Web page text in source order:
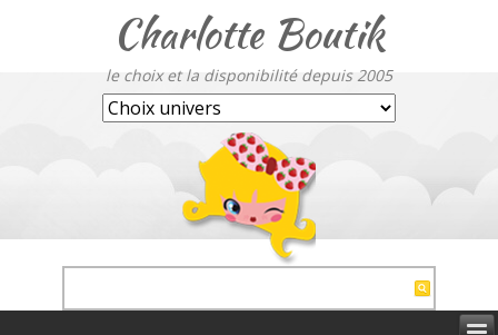
Charlotte Boutik
le choix et la disponibilité depuis 2005